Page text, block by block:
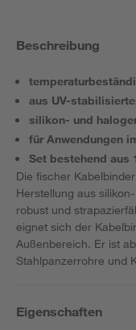
Beschreibung
aus UV-
silikon- und
für Anwendungen
Set bestehend aus
Die fischer
Herstellung aus
robust und
eignet sich der
Außenbereich. Er ist
Stahlpanzerrohre und
Eigenschaften